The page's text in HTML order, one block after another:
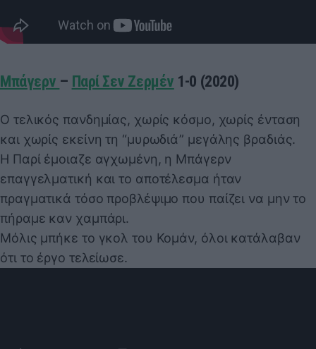
Μπάγερν – Παρί Σεν Ζερμέν 1-0 (2020)
Ο τελικός πανδημίας, χωρίς κόσμο, χωρίς ένταση
και χωρίς εκείνη τη “μυρωδιά” μεγάλης βραδιάς.
Η Παρί έμοιαζε αγχωμένη, η Μπάγερν
επαγγελματική και το αποτέλεσμα ήταν
πραγματικά τόσο προβλέψιμο που παίζει να μην το
πήραμε καν χαμπάρι.
Μόλις μπήκε το γκολ του Κομάν, όλοι κατάλαβαν
ότι το έργο τελείωσε.